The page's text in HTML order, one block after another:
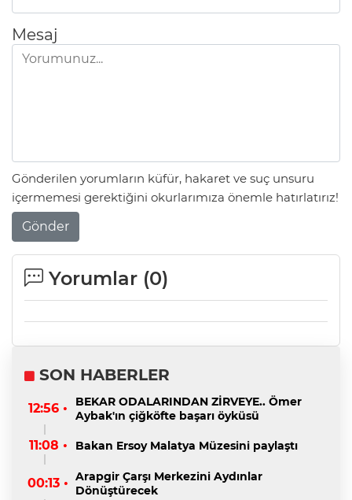
Mesaj
Gönderilen yorumların küfür, hakaret ve suç unsuru
içermemesi gerektiğini okurlarımıza önemle hatırlatırız!
Gönder
Yorumlar (0)
SON HABERLER
12:56 •
BEKAR ODALARINDAN ZİRVEYE.. Ömer
Aybak'ın çiğköfte başarı öyküsü
11:08 • Bakan Ersoy Malatya Müzesini paylaştı
00:13 • Arapgir Çarşı Merkezini Aydınlar
Dönüştürecek